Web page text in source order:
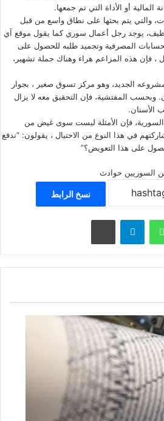
أو الأداة التي تم جمعها.
والتي يتم بحثها على نطاق واسع من قبل
يوجد رجل أعمال سوري كما يقول موقع آي
المصرفية وتجميد طلبه للحصول على
فإن هذه المزاعم هراء وهناك حملة تشهير،
الجديد، وهو مركز تسوق صغير ، بجوار
وبحسب المفتشية، فإن التحقيق معه لا يزال
الأسنان.
السورية، فإن الأمثلة ليست سوى غيض من
في هذا النوع من الاحتيال ، يقولون: “ندفع
على هذا التعويض؟”
السوريين حوادث
نسخ الرابط
واتساب تيلقرام مشاركة عبر البريد